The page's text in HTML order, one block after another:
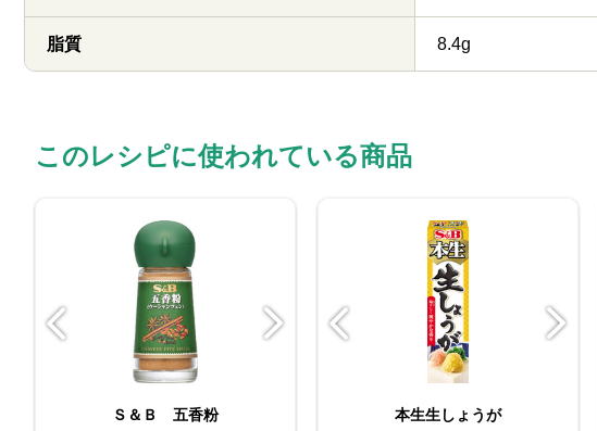
脂質 8.4g
このレシピに使われている商品
Ｓ＆Ｂ 五香粉
スマートスパイス 五香
お徳用おろし生しょうが 本生生しょうが